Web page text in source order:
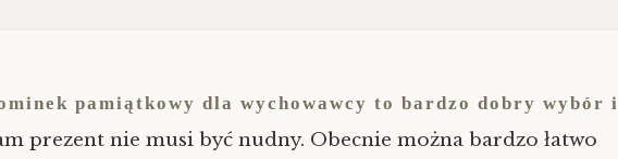
pamiątkowy dla wychowawcy to bardzo dobry wybór i
prezent nie musi być nudny. Obecnie można bardzo łatwo